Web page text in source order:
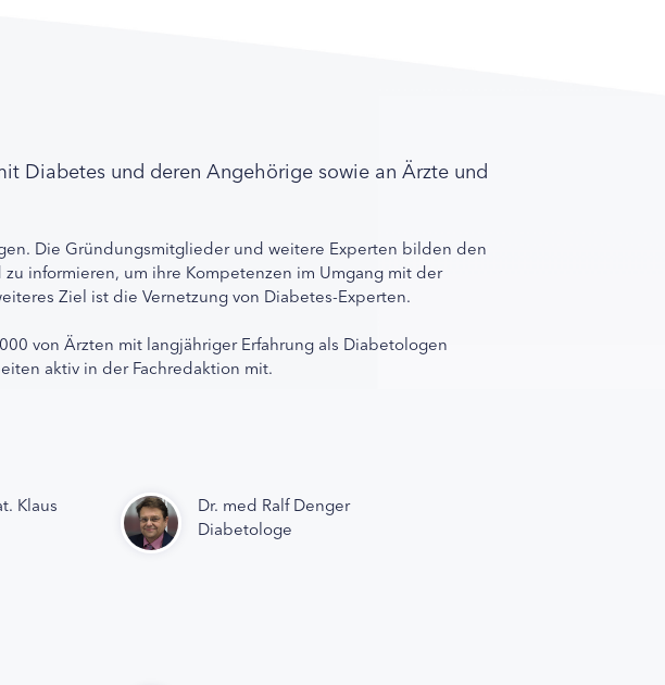
Diabetes und deren Angehörige sowie an Ärzte und
Die Gründungsmitglieder und weitere Experten bilden den
informieren, um ihre Kompetenzen im Umgang mit der
Ziel ist die Vernetzung von Diabetes-Experten.
von Ärzten mit langjähriger Erfahrung als Diabetologen
aktiv in der Fachredaktion mit.
Klaus
Dr. med Ralf Denger
Diabetologe